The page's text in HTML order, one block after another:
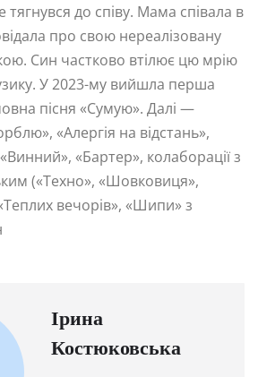
тягнувся до співу. Мама співала в
про свою нереалізовану
Син частково втілює цю мрію
У 2023-му вийшла перша
пісня «Сумую». Далі —
«Алергія на відстань»,
«Бартер», колаборації з
(«Техно», «Шовковиця»,
вечорів», «Шипи» з
Ірина
Костюковська